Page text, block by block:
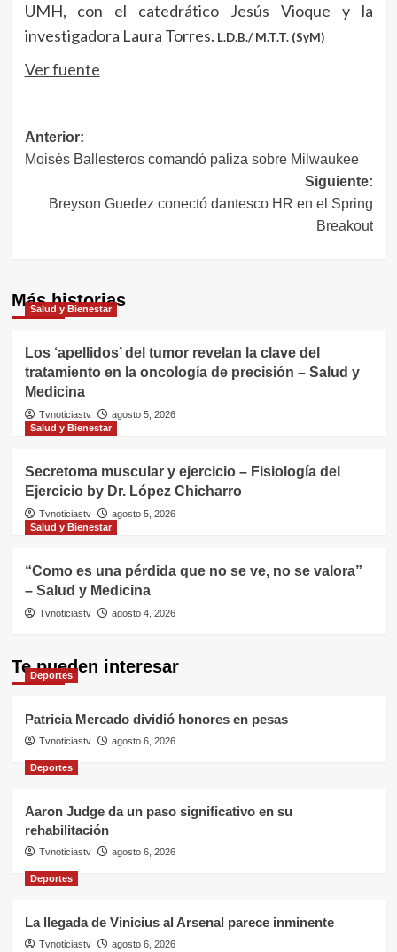
UMH, con el catedrático Jesús Vioque y la
investigadora Laura Torres. L.D.B./ M.T.T. (SyM)
Ver fuente
Navegación
de
entradas
Anterior:
Moisés Ballesteros comandó paliza sobre Milwaukee
Siguiente:
Breyson Guedez conectó dantesco HR en el Spring
Breakout
Más historias
Salud y Bienestar
Los ‘apellidos’ del tumor revelan la clave del
tratamiento en la oncología de precisión – Salud y
Medicina
Tvnoticiastv
agosto 5, 2026
Salud y Bienestar
Secretoma muscular y ejercicio – Fisiología del
Ejercicio by Dr. López Chicharro
Tvnoticiastv
agosto 5, 2026
Salud y Bienestar
“Como es una pérdida que no se ve, no se valora”
– Salud y Medicina
Tvnoticiastv agosto 4, 2026
Te pueden interesar
Deportes
Patricia Mercado dividió honores en pesas
Tvnoticiastv agosto 6, 2026
Deportes
Aaron Judge da un paso significativo en su
rehabilitación
Tvnoticiastv agosto 6, 2026
Deportes
La llegada de Vinicius al Arsenal parece inminente
Tvnoticiastv agosto 6, 2026